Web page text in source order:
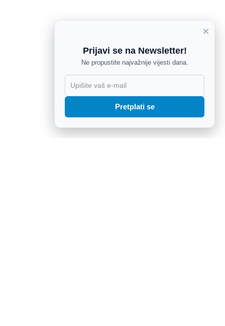
×
Prijavi se na Newsletter!
Ne propustite najvažnije vijesti dana.
Pretplati se